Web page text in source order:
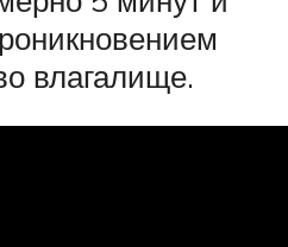
влагалище.